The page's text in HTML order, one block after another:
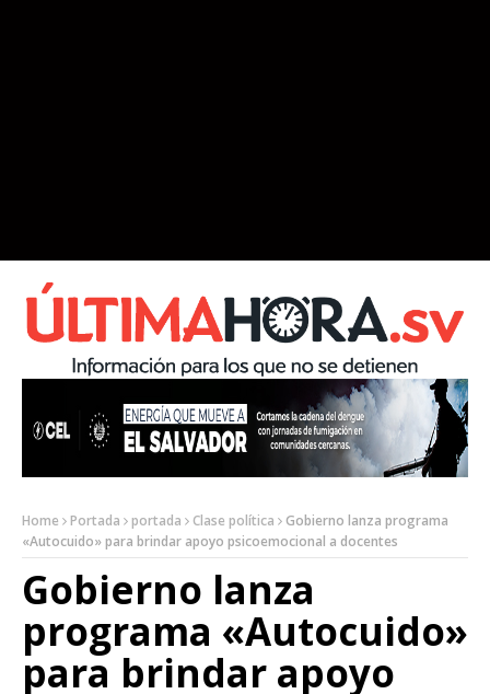
Home Portada portada Clase política
Gobierno lanza programa
«Autocuido» para brindar apoyo psicoemocional a docentes
Gobierno lanza
programa «Autocuido»
para brindar apoyo